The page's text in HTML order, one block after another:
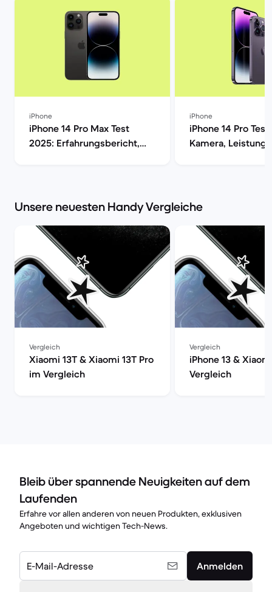
iPhone
iPhone 14 Pro Max Test
2025: Erfahrungsbericht,
iPhone
iPhone 14 Pro
Kamera,
Unsere neuesten Handy Vergleiche
Vergleich
Xiaomi 13T & Xiaomi 13T Pro
im Vergleich
Vergleich
iPhone 13 &
Vergleich
Bleib über spannende Neuigkeiten auf dem
Laufenden
Erfahre vor allen anderen von neuen Produkten, exklusiven
Angeboten und wichtigen Tech-News.
E-Mail-Adresse Anmelden